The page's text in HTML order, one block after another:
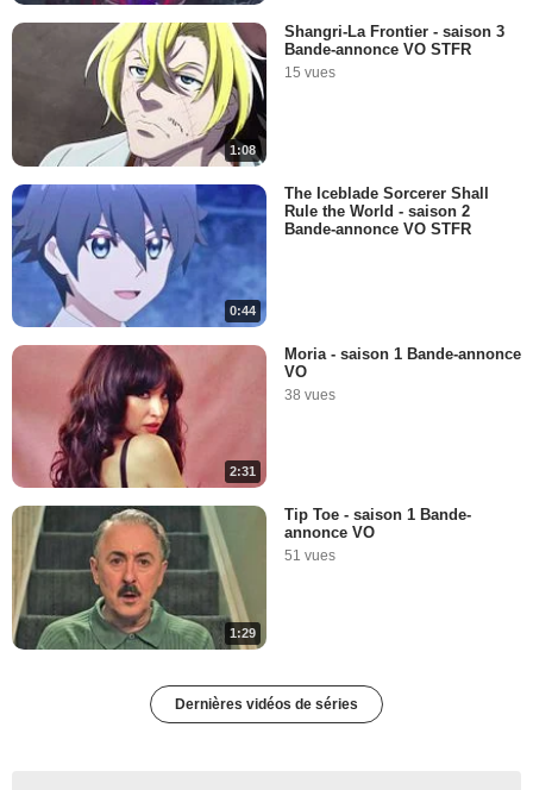
1:08
Shangri-La Frontier - saison 3
Bande-annonce VO STFR
15 vues
0:44
The Iceblade Sorcerer Shall
Rule the World - saison 2
Bande-annonce VO STFR
2:31
Moria - saison 1 Bande-annonce
VO
38 vues
1:29
Tip Toe - saison 1 Bande-
annonce VO
51 vues
Dernières vidéos de séries